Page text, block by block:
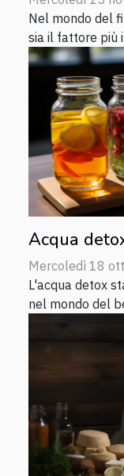
Nel mondo del
sia il fattore più
Acqua
Mercoledì 18
L'acqua detox
nel mondo del